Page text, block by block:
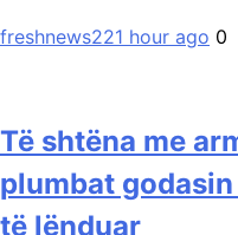
freshnews221 hour ago 0
Të shtëna me
plumbat
të lënduar